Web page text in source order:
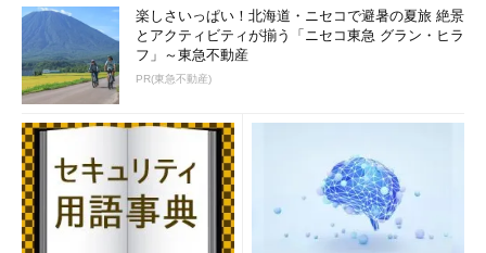
適用範囲は「少しづつ拡大できます」から、焦らずに1つ1つ確実
に適用し、社内の味方を少しづつ増やしていきましょう。
次回予告：「最初の一歩」を踏み出す方法
ここまでで、ビッグデータそのものと「ビッグデータ基盤の概
要とメリット」の基礎が理解できたかと思います。
次回より、いよいよビッグデータ基盤を作るための第一歩を踏
楽しさいっぱい！北海道・ニセコで避暑の夏旅 絶景
とアクティビティが揃う「ニセコ東急 グラン・ヒラ
フ」～東急不動産
PR(東急不動産)